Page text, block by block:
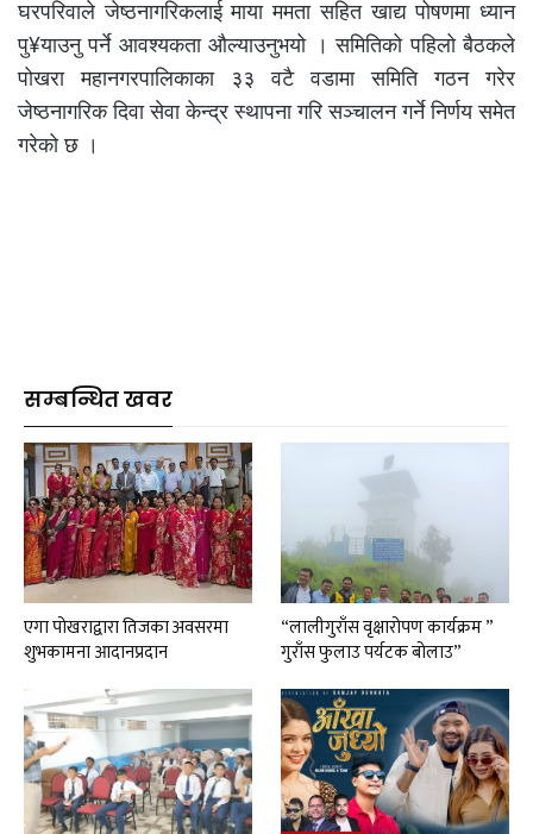
घरपरिवाले जेष्ठनागरिकलाई माया ममता सहित खाद्य पोषणमा ध्यान
पु¥याउनु पर्ने आवश्यकता औल्याउनुभयो । समितिको पहिलो बैठकले
पोखरा महानगरपालिकाका ३३ वटै वडामा समिति गठन गरेर
जेष्ठनागरिक दिवा सेवा केन्द्र स्थापना गरि सञ्चालन गर्ने निर्णय समेत
गरेको छ ।
सम्बन्धित खवर
एगा पोखराद्वारा तिजका अवसरमा
शुभकामना आदानप्रदान
“लालीगुराँस वृक्षारोपण कार्यक्रम ”
गुराँस फुलाउ पर्यटक बोलाउ”